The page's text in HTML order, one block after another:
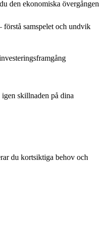
den ekonomiska övergången
samspelet och undvik
skillnaden på dina
du kortsiktiga behov och